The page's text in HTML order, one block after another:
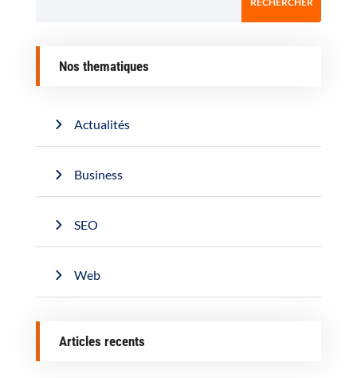
Nos thematiques
Actualités
Business
SEO
Web
Articles recents